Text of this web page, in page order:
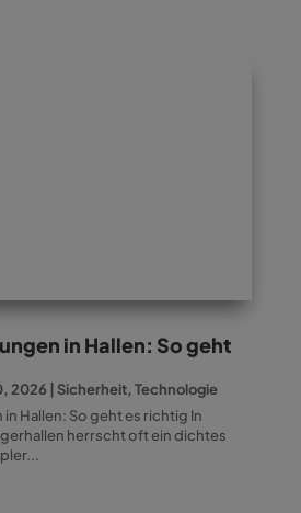
in Hallen: So geht
2026 Sicherheit, Technologie
Hallen: So geht es richtig In
herrscht oft ein dichtes